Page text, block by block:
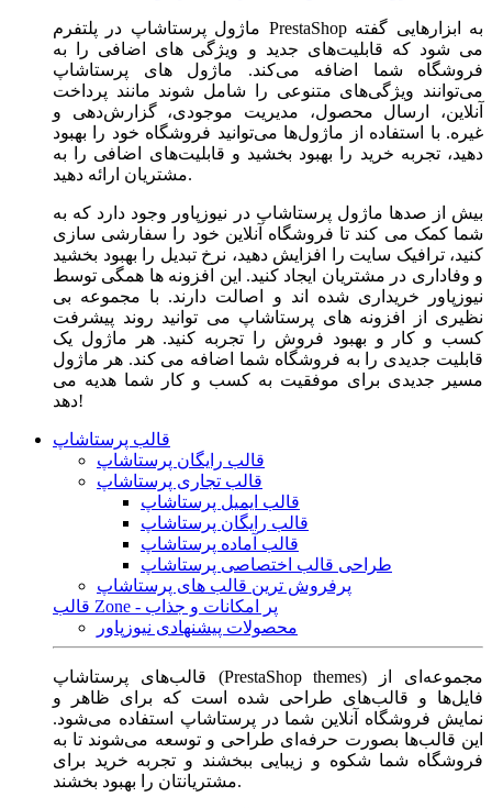
ماژول‌ پرستاشاپ در پلتفرم PrestaShop به ابزارهایی گفته
می شود که قابلیت‌های جدید و ویژگی های اضافی را به
فروشگاه شما اضافه می‌کند. ماژول های پرستاشاپ
می‌توانند ویژگی‌های متنوعی را شامل شوند مانند پرداخت
آنلاین، ارسال محصول، مدیریت موجودی، گزارش‌دهی و
غیره. با استفاده از ماژول‌ها می‌توانید فروشگاه خود را بهبود
دهید، تجربه خرید را بهبود بخشید و قابلیت‌های اضافی را به
مشتریان ارائه دهید.
بیش از صدها ماژول پرستاشاپ در نیوزپاور وجود دارد که به
شما کمک می کند تا فروشگاه آنلاین خود را سفارشی سازی
کنید، ترافیک سایت را افزایش دهید، نرخ تبدیل را بهبود بخشید
و وفاداری در مشتریان ایجاد کنید. این افزونه ها همگی توسط
نیوزپاور خریداری شده اند و اصالت دارند. با مجموعه بی
نظیری از افزونه های پرستاشاپ می توانید روند پیشرفت
کسب و کار و بهبود فروش را تجربه کنید. هر ماژول یک
قابلیت جدیدی را به فروشگاه شما اضافه می کند. هر ماژول
مسیر جدیدی برای موفقیت به کسب و کار شما هدیه می
دهد!
قالب پرستاشاپ
قالب رایگان پرستاشاپ
قالب تجاری پرستاشاپ
قالب ایمیل پرستاشاپ
قالب رایگان پرستاشاپ
قالب آماده پرستاشاپ
طراحی قالب اختصاصی پرستاشاپ
پرفروش ترین قالب های پرستاشاپ
قالب Zone - پر امکانات و جذاب
محصولات پیشنهادی نیوزپاور
قالب‌های پرستاشاپ (PrestaShop themes) مجموعه‌ای از
فایل‌ها و قالب‌های طراحی شده است که برای ظاهر و
نمایش فروشگاه آنلاین شما در پرستاشاپ استفاده می‌شود.
این قالب‌ها بصورت حرفه‌ای طراحی و توسعه می‌شوند تا به
فروشگاه شما شکوه و زیبایی ببخشند و تجربه خرید برای
مشتریانتان را بهبود بخشند.